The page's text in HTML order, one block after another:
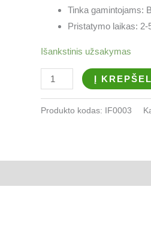
Tinka gamintojams:
Pristatymo laikas: 2-
Išankstinis užsakymas
Į
Produkto kodas: IF0003